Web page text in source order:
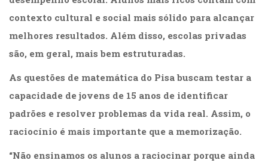
Psicoterapia
Publicidade,
Propaganda
Marketing
(33)
(23)
Rádio
Relações
contexto cultural e social mais sólido para alcançar
melhores resultados. Além disso, escolas privadas
são, em geral, mais bem estruturadas.
As questões de matemática do Pisa buscam testar a
capacidade de jovens de 15 anos de identificar
padrões e resolver problemas da vida real. Assim, o
raciocínio é mais importante que a memorização.
“Não ensinamos os alunos a raciocinar porque ainda